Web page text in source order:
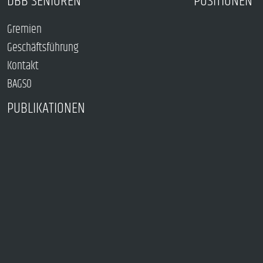
Gremien
Geschäftsführung
Kontakt
BAGSO
PUBLIKATIONEN